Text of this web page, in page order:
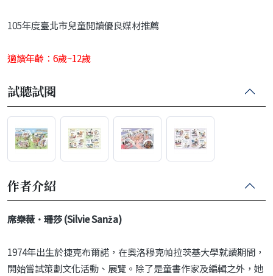
105年度臺北市兒童閱讀優良媒材推薦
適讀年齡：6歲~12歲
試聽試閱
作者介紹
席樂薇．珊莎 (Silvie Sanža)
1974年出生於捷克布爾諾，在奧洛穆克帕拉茨基大學就讀期間，
開始嘗試策劃文化活動、展覽。除了是童書作家及編輯之外，她